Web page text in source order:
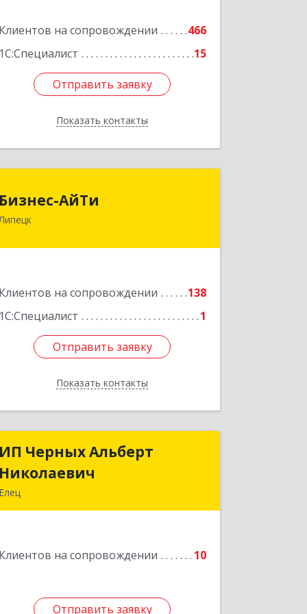
Клиентов на сопровождении
466
1С:Специалист
15
Отправить заявку
Показать контакты
Подробнее
Отправить заявку
Назад
Бизнес-АйТи
Липецк
Клиентов на сопровождении
138
1С:Специалист
1
Отправить заявку
Показать контакты
398008, Липецкая обл, Липецк г, 50
Отправить заявку
Назад
ИП Черных Альберт
Николаевич
Елец
Клиентов на сопровождении 10
Отправить заявку
ИП Черных Альберт
Подробнее
Отправить заявку